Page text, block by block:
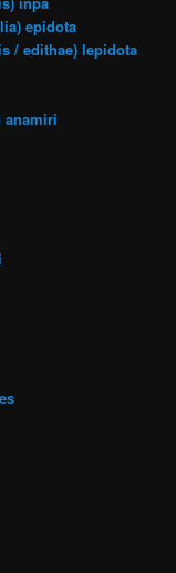
epidota
/ edithae) lepidota
anamiri